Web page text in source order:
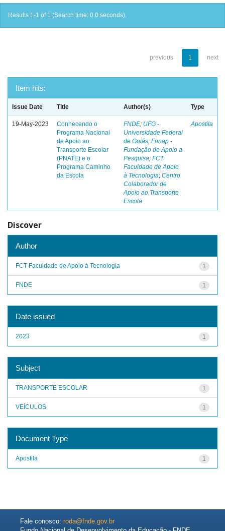
Results 1-1 of 1 (Search time: 0.0 seconds).
previous 1 next
Item hits:
Issue Date Title Author(s) Type
19-May-2023
Conhecendo o
Programa Nacional
de Apoio ao
Transporte Escolar
(PNATE) e o
Programa Caminho
da Escola
FNDE; UFG -
Universidade Federal
de Goiás; Funap -
Fundação de Apoio a
Pesquisa; FCT
Faculdade de Apoio
à Tecnologia; Centro
Colaborador de
Apoio ao Transporte
Escola
Apostila
Discover
Author
1
FCT Faculdade de Apoio à Tecnologia
1
FNDE
Date issued
1
2023
Subject
1
TRANSPORTE ESCOLAR
1
VEÍCULOS
Document Type
1
Apostila
Fale conosco: roda@fnde.gov.br